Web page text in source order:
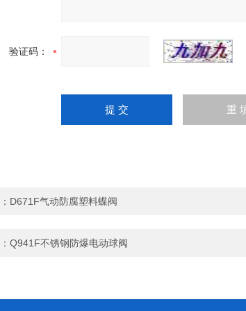
验证码：
D671F气动防腐塑料蝶阀
Q941F不锈钢防爆电动球阀